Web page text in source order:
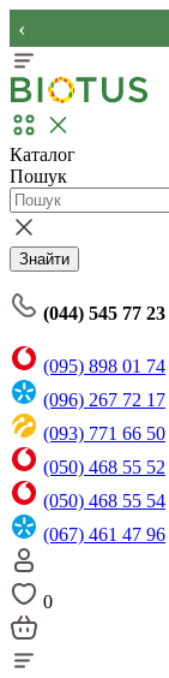
‹
Каталог
Пошук
Знайти
(044) 545 77 23
(095) 898 01 74
(096) 267 72 17
(093) 771 66 50
(050) 468 55 52
(050) 468 55 54
(067) 461 47 96
0